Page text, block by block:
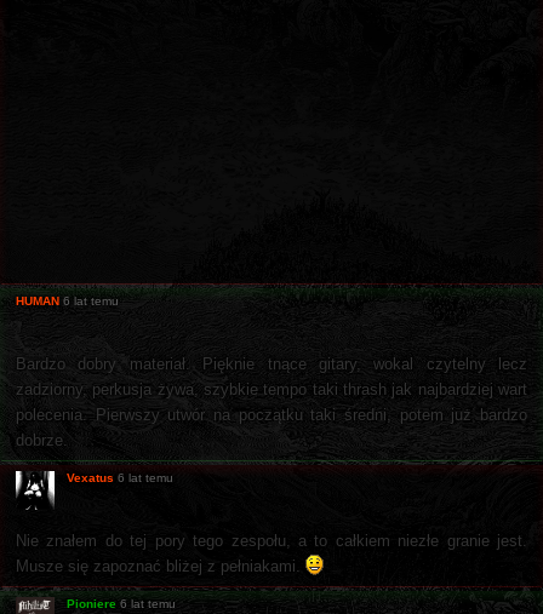
HUMAN 6 lat temu
Bardzo dobry materiał. Pięknie tnące gitary, wokal czytelny lecz
zadziorny, perkusja żywa, szybkie tempo taki thrash jak najbardziej wart
polecenia. Pierwszy utwór na początku taki średni, potem już bardzo
dobrze.
Vexatus 6 lat temu
Nie znałem do tej pory tego zespołu, a to całkiem niezłe granie jest.
Musze się zapoznać bliżej z pełniakami.
Pioniere 6 lat temu